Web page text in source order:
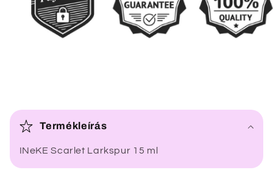
s
e
Termékleírás
INeKE Scarlet Larkspur 15 ml